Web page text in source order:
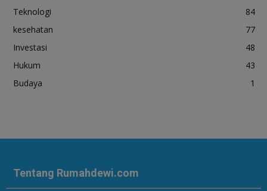
Teknologi
84
kesehatan
77
Investasi
48
Hukum
43
Budaya
1
Tentang Rumahdewi.com